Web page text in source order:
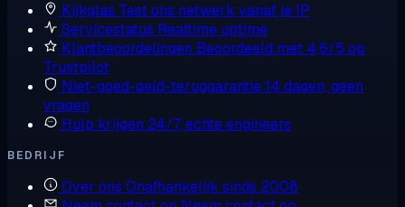
Kijkglas Test ons netwerk vanaf je IP
Servicestatus Realtime uptime
Klantbeoordelingen Beoordeeld met 4,6/5 op
Trustpilot
Niet-goed-geld-teruggarantie14 dagen, geen
vragen
Hulp krijgen 24/7, echte engineers
BEDRIJF
Over ons Onafhankelijk sinds 2008